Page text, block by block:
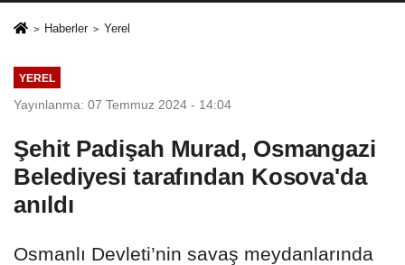
Haberler Yerel
YEREL
Yayınlanma: 07 Temmuz 2024 - 14:04
Şehit Padişah Murad, Osmangazi
Belediyesi tarafından Kosova'da
anıldı
Osmanlı Devleti’nin savaş meydanlarında